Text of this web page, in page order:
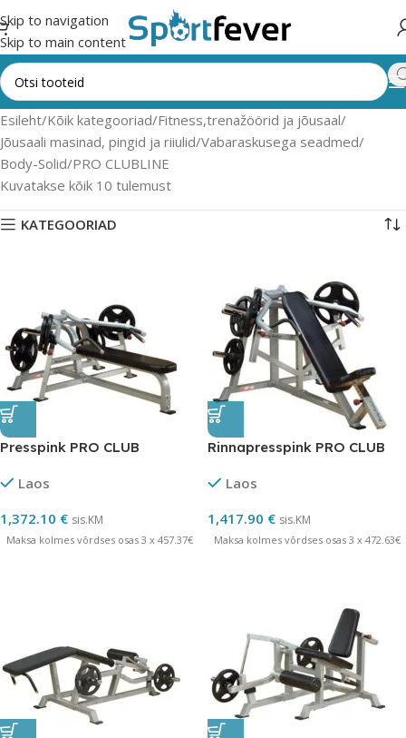
Skip to navigation
Skip to main content
Esileht Kõik kategooriad Fitness,trenažöörid ja jõusaal
Jõusaali masinad, pingid ja riiulid Vabaraskusega seadmed
Body-Solid PRO CLUBLINE
Kuvatakse kõik 10 tulemust
KATEGOORIAD
Presspink PRO CLUB
Laos
1,372.10 € sis.KM
Maksa kolmes võrdses osas 3 x 457.37€
Rinnapresspink PRO CLUB
Laos
1,417.90 € sis.KM
Maksa kolmes võrdses osas 3 x 472.63€